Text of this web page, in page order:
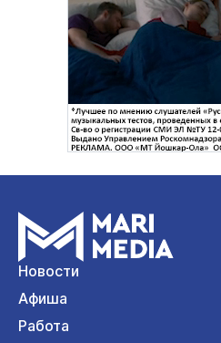
Новости
Афиша
Работа